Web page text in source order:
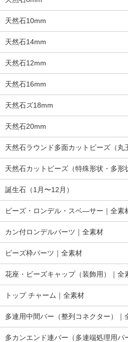
天然石10mm
天然石14mm
天然石12mm
天然石16mm
天然石ズ18mm
天然石20mm
天然石ラウンド多面カットビーズ（丸
天然石カットビーズ（特殊形状・多形
誕生石（1月〜12月）
ビーズ・ロンデル・スベ―サー｜全素
カン付ロンデルパーツ｜全素材
ビーズ枠パーツ｜全素材
花座・ビーズキャップ（装飾用）｜全
トップ チャーム｜全素材
多連用中間バー（整列コネクター）｜
多カンエンド連バー（多連端処理用パ